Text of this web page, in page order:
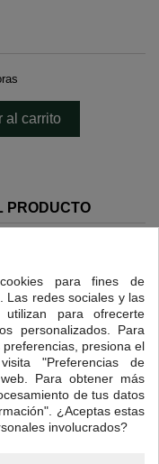
al carrito
PRODUCTO
montañosas y
prosperar cafés de
que ocupa el
con los valores del
sombra natural y se
lo que le otorga la
Duro).
para fines de
Las redes sociales y las
para ofrecerte
personalizados. Para
presiona el
"Preferencias de
Para obtener más
de tus datos
¿Aceptas estas
involucrados?